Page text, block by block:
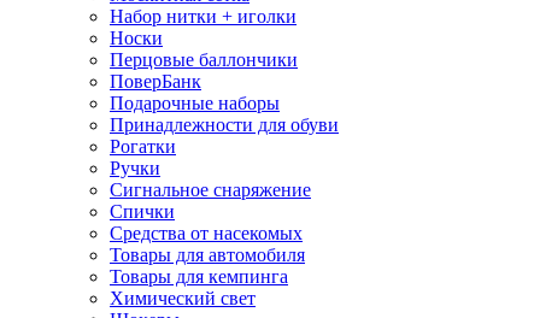
Набор нитки + иголки
Носки
Перцовые баллончики
ПоверБанк
Подарочные наборы
Принадлежности для обуви
Рогатки
Ручки
Сигнальное снаряжение
Спички
Средства от насекомых
Товары для автомобиля
Товары для кемпинга
Химический свет